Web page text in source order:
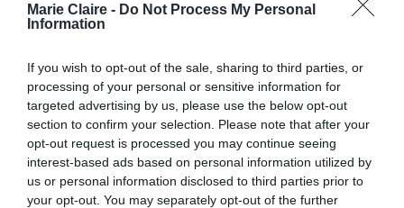
Marie Claire - Do Not Process My Personal
Information
If you wish to opt-out of the sale, sharing to third parties, or
processing of your personal or sensitive information for
targeted advertising by us, please use the below opt-out
section to confirm your selection. Please note that after your
opt-out request is processed you may continue seeing
interest-based ads based on personal information utilized by
us or personal information disclosed to third parties prior to
your opt-out. You may separately opt-out of the further